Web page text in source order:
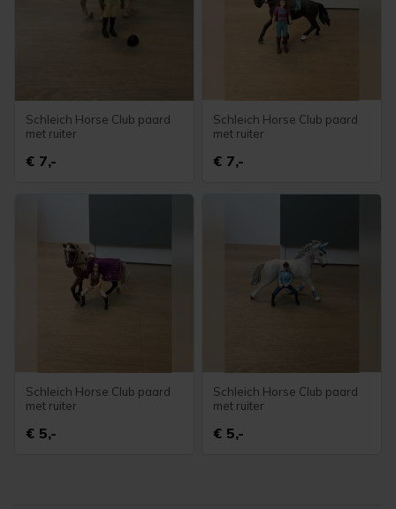
Schleich Horse Club paard
met ruiter
€ 7,-
Schleich Horse Club paard
met ruiter
€ 7,-
Schleich Horse Club paard
met ruiter
€ 5,-
Schleich Horse Club paard
met ruiter
€ 5,-